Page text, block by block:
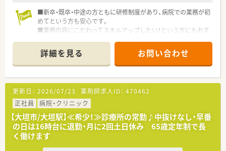
■新卒・既卒・中途の方ともに研修制度があり、病院での業務が初
めてという方も安心です。
■業務内容にこだわってスキルアップしたい！という方にもおす
■産休育休から復帰した方もいらっしゃり、女性も長く働ける病
院です。
■空き状況により、託児所の利用も可能！
■電子カルテ他、設備の整った環境です。
詳細を見る お問い合わせ
更新日： 2026/07/23 薬剤師求人ID： 470462
正社員
病院・クリニック
【大垣市/大垣駅】≪希少！≫診療所の常勤♪中抜けなし・早番
の日は16時台に退勤・月に2回土日休み 65歳定年制で長
く働けます